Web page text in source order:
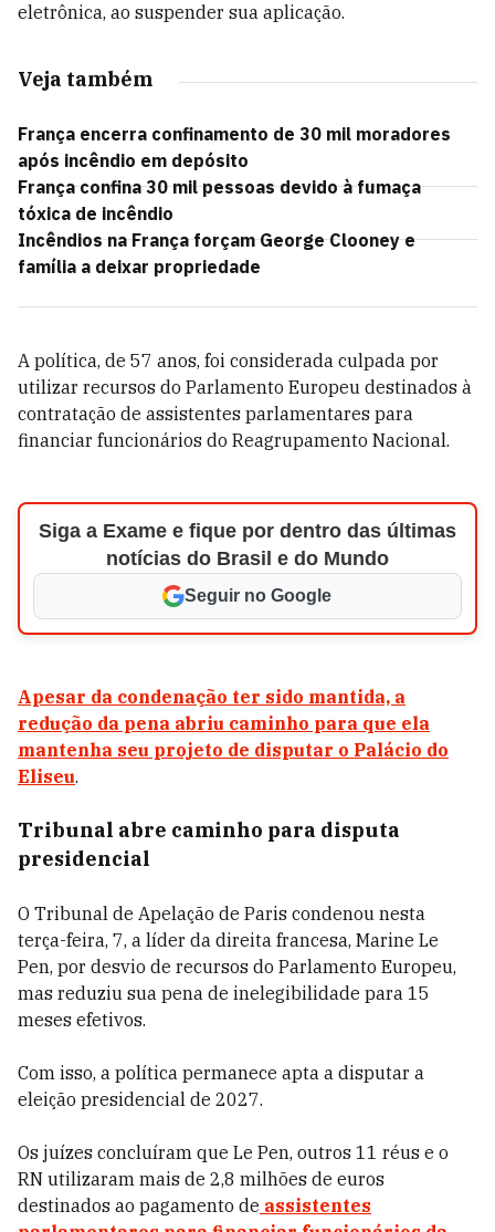
eletrônica, ao suspender sua aplicação.
Veja também
França encerra confinamento de 30 mil moradores
após incêndio em depósito
França confina 30 mil pessoas devido à fumaça
tóxica de incêndio
Incêndios na França forçam George Clooney e
família a deixar propriedade
A política, de 57 anos, foi considerada culpada por
utilizar recursos do Parlamento Europeu destinados à
contratação de assistentes parlamentares para
financiar funcionários do Reagrupamento Nacional.
Siga a Exame e fique por dentro das últimas
notícias do Brasil e do Mundo
Seguir no Google
Apesar da condenação ter sido mantida, a
redução da pena abriu caminho para que ela
mantenha seu projeto de disputar o Palácio do
Eliseu.
Tribunal abre caminho para disputa
presidencial
O Tribunal de Apelação de Paris condenou nesta
terça-feira, 7, a líder da direita francesa, Marine Le
Pen, por desvio de recursos do Parlamento Europeu,
mas reduziu sua pena de inelegibilidade para 15
meses efetivos.
Com isso, a política permanece apta a disputar a
eleição presidencial de 2027.
Os juízes concluíram que Le Pen, outros 11 réus e o
RN utilizaram mais de 2,8 milhões de euros
destinados ao pagamento de assistentes